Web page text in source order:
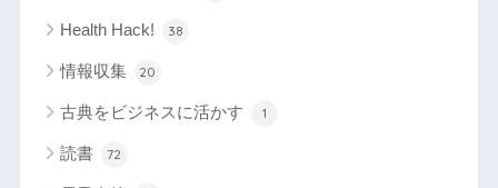
Health Hack! 38
情報収集 20
古典をビジネスに活かす 1
読書 72